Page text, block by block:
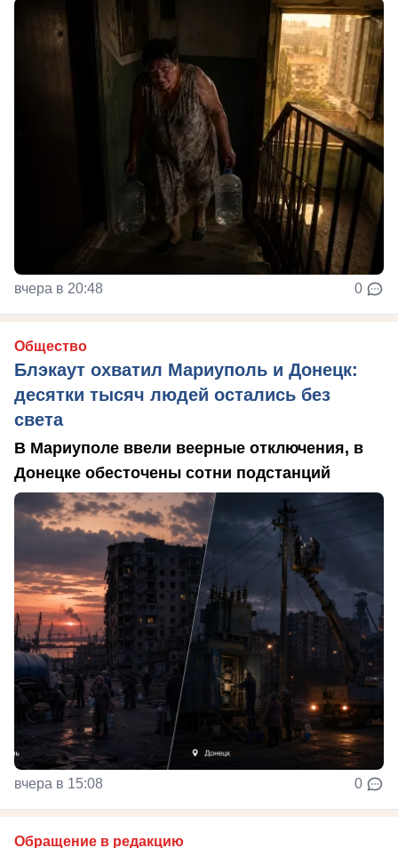
вчера в 20:48 0
Общество
Блэкаут охватил Мариуполь и Донецк:
десятки тысяч людей остались без
света
В Мариуполе ввели веерные отключения, в
Донецке обесточены сотни подстанций
вчера в 15:08 0
Обращение в редакцию